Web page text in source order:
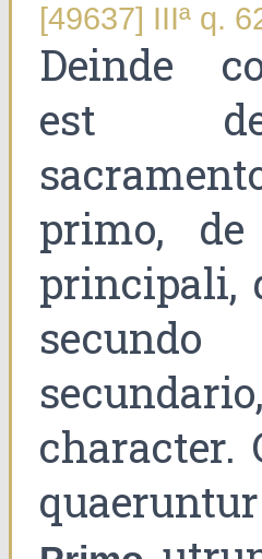
[49637] IIIª q.
Deinde
est
primo,
principali,
character.